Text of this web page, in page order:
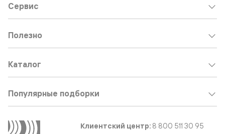
Сервис
Полезно
Каталог
Популярные подборки
Клиентский центр: 8 800 511 30 95